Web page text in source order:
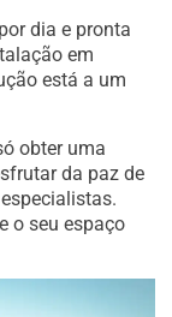
dia e pronta
em
está a um
obter uma
da paz de
o seu espaço